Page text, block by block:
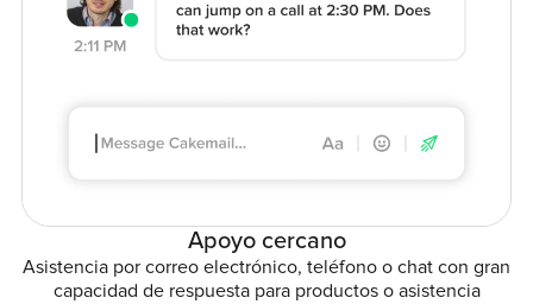
Apoyo cercano
Asistencia por correo electrónico, teléfono o chat con gran
capacidad de respuesta para productos o asistencia